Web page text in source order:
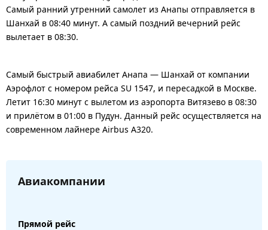
Самый ранний утренний самолет из Анапы отправляется в
Шанхай в 08:40 минут. А самый поздний вечерний рейс
вылетает в 08:30.
Самый быстрый авиабилет Анапа — Шанхай от компании
Аэрофлот с номером рейса SU 1547, и пересадкой в Москве.
Летит 16:30 минут с вылетом из аэропорта Витязево в 08:30
и прилётом в 01:00 в Пудун. Данный рейс осуществляется на
современном лайнере Airbus A320.
Авиакомпании
Прямой рейс